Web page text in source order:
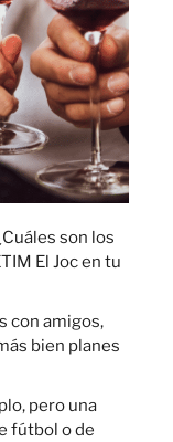
son los
El Joc en tu
con amigos,
bien planes
pero una
fútbol o de